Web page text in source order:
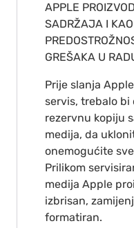
APPLE
SADRŽAJA I
GREŠAKA U
Prije slanja
servis, trebalo bi
rezervnu kopiju
medija, da
onemogućite
Prilikom
medija Apple
izbrisan,
formatiran.